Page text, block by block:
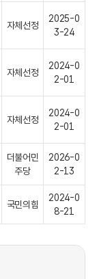
자체선정
2025-0
3-24
자체선정
2024-0
2-01
자체선정
2024-0
2-01
더불어민
주당
2026-0
2-13
국민의힘
2024-0
8-21